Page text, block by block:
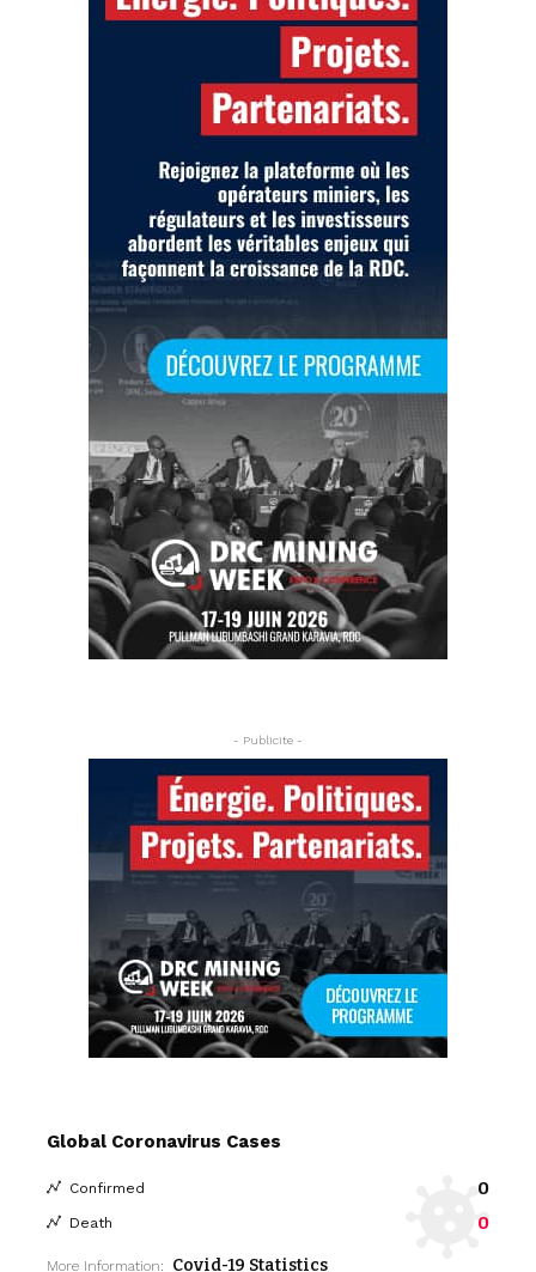
- Publicite -
Global Coronavirus Cases
Confirmed 0
Death 0
More Information: Covid-19 Statistics